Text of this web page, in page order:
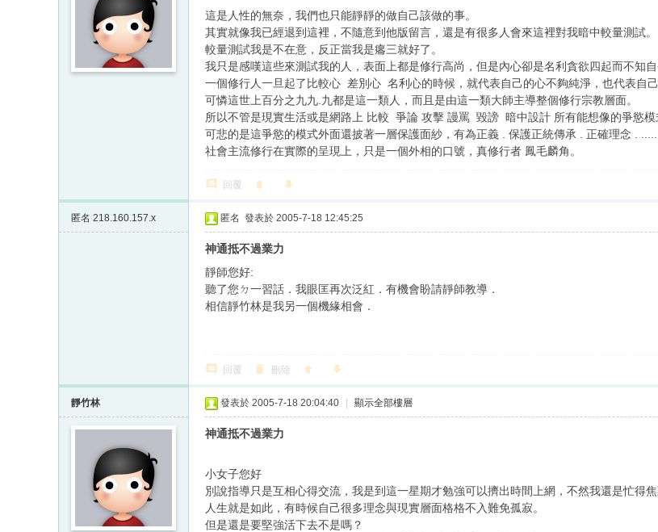
這是人性的無奈，我們也只能靜靜的做自己該做的事。
其實就像我已經退到這裡，不隨意到他版留言，還是有很多人會來這裡對我暗中較量測試。
較量測試我是不在意，反正當我是癟三就好了。
我只是感嘆這些來測試我的人，表面上都是修行高尚，但是內心卻是名利貪欲四起而不知自
一個修行人一旦起了比較心 差別心 名利心的時候，就代表自己的心不夠純淨，也代表自己
可憐這世上百分之九九.九都是這一類人，而且是由這一類大師主導整個修行宗教層面。
所以不管是現實生活或是網路上 比較 爭論 攻擊 謾罵 毀謗 暗中設計 所有能想像的爭慾模
可悲的是這爭慾的模式外面還披著一層保護面紗，有為正義 . 保護正統傳承 . 正確理念 .
社會主流修行在實際的呈現上，只是一個外相的口號，真修行者 鳳毛麟角。
回覆
匿名 218.160.157.x 匿名 發表於 2005-7-18 12:45:25
神通抵不過業力
靜師您好:
聽了您ㄉ一習話．我眼匡再次泛紅．有機會盼請靜師教導．
相信靜竹林是我另一個機緣相會．
回覆 刪除
靜竹林 發表於 2005-7-18 20:04:40 顯示全部樓層
神通抵不過業力
小女子您好
別說指導只是互相心得交流，我是到這一星期才勉強可以擠出時間上網，不然我還是忙得焦
人生就是如此，有時候自己很多理念與現實層面格格不入難免孤寂。
但是還是要堅強活下去不是嗎？